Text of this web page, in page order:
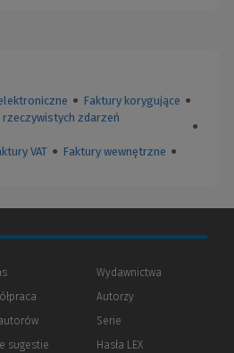
● Faktury korygujące ●
zdarzeń
●
VAT ● Faktury wewnętrzne ●
(Nowe
(Link
innej
sugestie
Wydawnictwa
Autorzy
Serie
Hasła LEX